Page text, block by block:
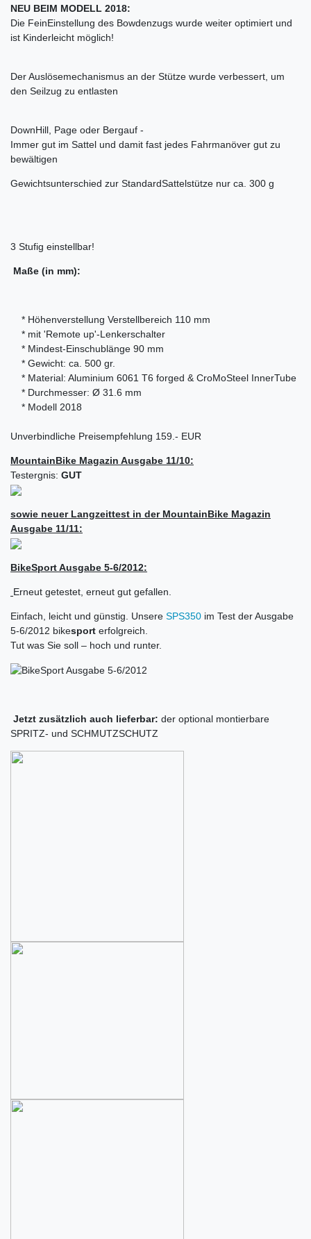
NEU BEIM MODELL 2018:
Die FeinEinstellung des Bowdenzugs wurde weiter optimiert und
ist Kinderleicht möglich!
Der Auslösemechanismus an der Stütze wurde verbessert, um
den Seilzug zu entlasten
DownHill, Page oder Bergauf -
Immer gut im Sattel und damit fast jedes Fahrmanöver gut zu
bewältigen
Gewichtsunterschied zur StandardSattelstütze nur ca. 300 g
3 Stufig einstellbar!
Maße (in mm):
* Höhenverstellung Verstellbereich 110 mm
* mit 'Remote up'-Lenkerschalter
* Mindest-Einschublänge 90 mm
* Gewicht: ca. 500 gr.
* Material: Aluminium 6061 T6 forged & CroMoSteel InnerTube
* Durchmesser: Ø 31.6 mm
* Modell 2018
Unverbindliche Preisempfehlung 159.- EUR
MountainBike Magazin Ausgabe 11/10:
Testergnis: GUT
sowie neuer Langzeittest in der MountainBike Magazin
Ausgabe 11/11:
BikeSport Ausgabe 5-6/2012:
Erneut getestet, erneut gut gefallen.
Einfach, leicht und günstig. Unsere SPS350 im Test der Ausgabe
5-6/2012 bikesport erfolgreich.
Tut was Sie soll – hoch und runter.
Jetzt zusätzlich auch lieferbar: der optional montierbare
SPRITZ- und SCHMUTZSCHUTZ